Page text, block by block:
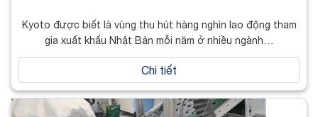
Kyoto được biết là vùng thu hút hàng nghìn lao động tham
gia xuất khẩu Nhật Bản mỗi năm ở nhiều ngành…
Chi tiết